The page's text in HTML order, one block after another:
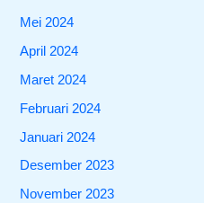
Mei 2024
April 2024
Maret 2024
Februari 2024
Januari 2024
Desember 2023
November 2023